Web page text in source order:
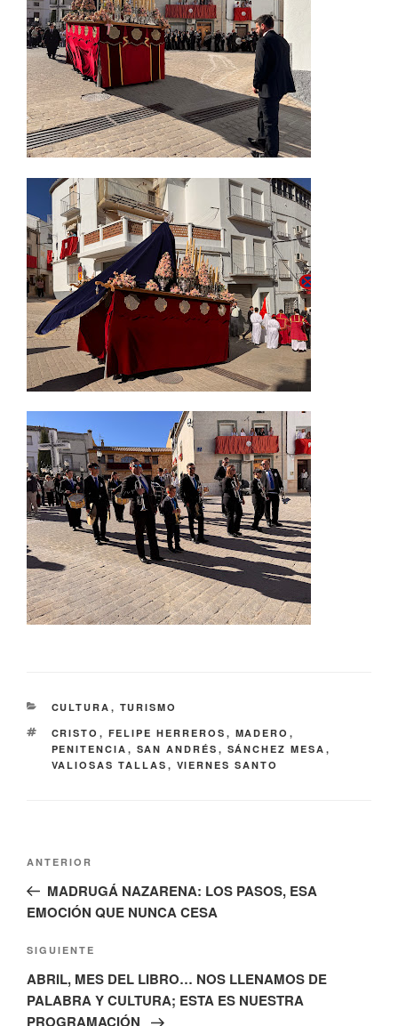
CATEGORÍAS
CULTURA , TURISMO
ETIQUETAS
CRISTO , FELIPE HERREROS , MADERO ,
PENITENCIA , SAN ANDRÉS , SÁNCHEZ MESA ,
VALIOSAS TALLAS , VIERNES SANTO
entradas
Entrada
anterior:
ANTERIOR
MADRUGÁ NAZARENA: LOS PASOS, ESA
EMOCIÓN QUE NUNCA CESA
Siguiente
entrada
SIGUIENTE
ABRIL, MES DEL LIBRO… NOS LLENAMOS DE
PALABRA Y CULTURA; ESTA ES NUESTRA
PROGRAMACIÓN